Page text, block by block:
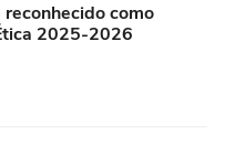
como
2025-2026